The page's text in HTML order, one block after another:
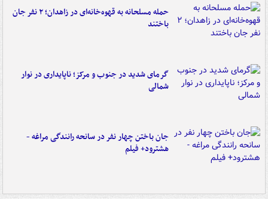
حمله مسلحانه به قهوه‌خانه‌ای در زاهدان؛ ۲ نفر جان
باختند
گرمای شدید در جنوب و مرکز؛ ناپایداری در نوار
شمالی
جان باختن چهار نفر در سانحه رانندگی مراغه -
هشترود+ فیلم